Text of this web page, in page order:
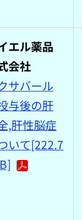
エル薬品
会社
サバール
与後の肝
,肝性脳症
いて[222.7